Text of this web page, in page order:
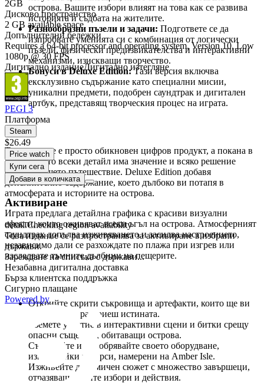
острова. Вашите избори влияят на това как се развива
историята и съдбата на жителите.
Разнообразни пъзели и задачи: Подгответе се да
изпробвате уменията си с комбинация от логически
пъзели, физически предизвикателства и интерактивни
механизми, изискващи творчество.
Бонуси в Deluxe Edition:Тази версия включва
ексклузивно съдържание като специални мисии,
уникални предмети, подобрен саундтрак и дигитален
артбук, представящ творческия процес на играта.
Защо да изберете Amber Isle: Deluxe Edition?
Тази игра не е просто обикновен цифров продукт, а покана в
свят, в който всеки детайл има значение и всяко решение
оформя вашето пътешествие. Deluxe Edition добавя
допълнително съдържание, което дълбоко ви потапя в
атмосферата и историите на острова.
Играта предлага детайлна графика с красиви визуални
ефекти, които оживяват всеки ъгъл на острова. Атмосферният
саундтрак допълва изживяването и засилва настроението,
независимо дали се разхождате по плажа при изгрев или
изследвате тъмните дълбини на пещерите.
Какво да очаквате?
Открийте скрити съкровища и артефакти, които ще ви
помогнат да разкриеш истината.
Вземете участие в интерактивни сцени и битки срещу
опасни същества, обитаващи острова.
Създавайте и подобрявайте своето оборудване,
използвайки ресурси, намерени на Amber Isle.
Изживейте динамичен сюжет с множество завършеци,
отразяващ вашите избори и действия.
2GB
Дисково пространство
2 GB available space
Допълнителни бележки
Requires a 64-bit processor and operating system, Version 10, Low
1080p @ 30 FPS
Дигитално изданиеДигитално изтегляне
PEGI 3
Платформа
Steam
$26.49
Price watch
Купи сега
Добави в количката
Активиране
detail.Checking region availability
Това издание се разпространява за активиране в избрани
държави.
Зареждане на списъка с държави...
Незабавна дигитална доставка
Бърза клиентска поддръжка
Сигурно плащане
Powered by